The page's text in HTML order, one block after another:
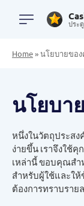
ประ
Home»นโยบายขอ
นโยบา
หนึ่งในวัตถุประสง
ง่ายขึ้น เราจึงใช้
เหล่านี้ ขอบคุณสำ
สำหรับผู้ใช้และใ
ต้องการทราบราย